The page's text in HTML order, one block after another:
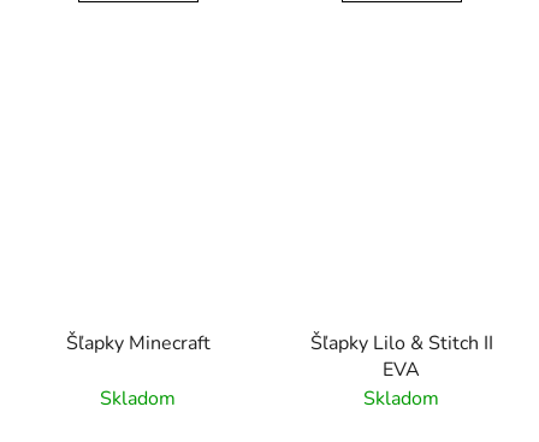
Šľapky Minecraft
Skladom
Šľapky Lilo & Stitch II
EVA
Skladom